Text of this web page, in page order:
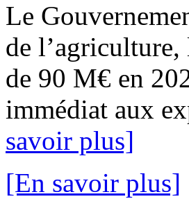
Le
de
de 90 M€ en
immédiat aux
savoir plus]
[En savoir plus]